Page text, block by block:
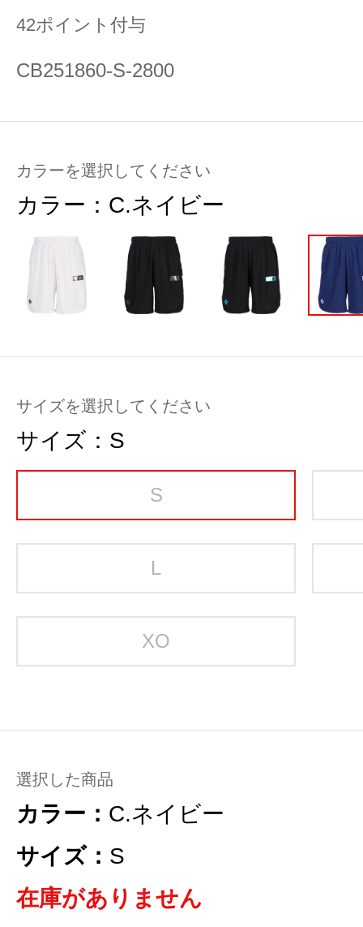
42ポイント付与
CB251860-S-2800
カラーを選択してください
カラー： C.ネイビー
サイズを選択してください
サイズ： S
S
L
XO
選択した商品
カラー： C.ネイビー
サイズ： S
在庫がありません